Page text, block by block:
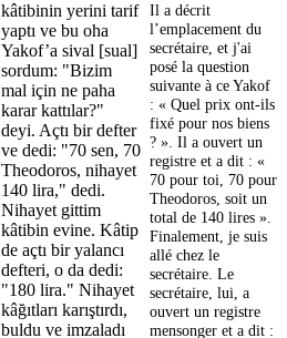
kâtibinin yerini tarif
yaptı ve bu oha
Yakof’a sival [sual]
sordum: "Bizim
mal için ne paha
karar kattılar?"
deyi. Açtı bir defter
ve dedi: "70 sen, 70
Theodoros, nihayet
140 lira," dedi.
Nihayet gittim
kâtibin evine. Kâtip
de açtı bir yalancı
defteri, o da dedi:
"180 lira." Nihayet
kâğıtları karıştırdı,
buldu ve imzaladı
Il a décrit
l’emplacement du
secrétaire, et j'ai
posé la question
suivante à ce Yakof
: « Quel prix ont-ils
fixé pour nos biens
? ». Il a ouvert un
registre et a dit : «
70 pour toi, 70 pour
Theodoros, soit un
total de 140 lires ».
Finalement, je suis
allé chez le
secrétaire. Le
secrétaire, lui, a
ouvert un registre
mensonger et a dit :